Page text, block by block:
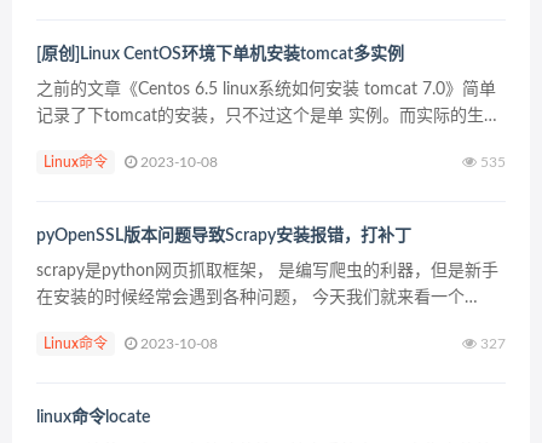
[原创]Linux CentOS环境下单机安装tomcat多实例
之前的文章《Centos 6.5 linux系统如何安装 tomcat 7.0》简单
记录了下tomcat的安装，只不过这个是单 实例。而实际的生产
c...
Linux命令 2023-10-08 535
pyOpenSSL版本问题导致Scrapy安装报错，打补丁
scrapy是python网页抓取框架， 是编写爬虫的利器，但是新手
在安装的时候经常会遇到各种问题， 今天我们就来看一个
openssl打补丁。 [python@p...
Linux命令 2023-10-08 327
linux命令locate